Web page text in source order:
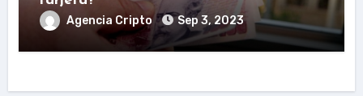
Agencia Cripto Sep 3, 2023